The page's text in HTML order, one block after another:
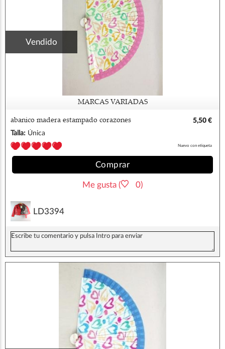
Vendido
MARCAS VARIADAS
abanico madera estampado corazones
5,50 €
Talla: Única
Nuevo con etiqueta
Comprar
Me gusta ( 0)
LD3394